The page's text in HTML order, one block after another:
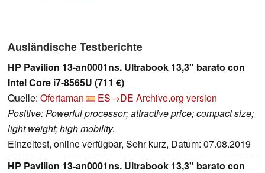
Ausländische Testberichte
HP Pavilion 13-an0001ns. Ultrabook 13,3" barato con
Intel Core i7-8565U (711 €)
Quelle: Ofertaman ES→DE Archive.org version
Positive: Powerful processor; attractive price; compact size;
light weight; high mobility.
Einzeltest, online verfügbar, Sehr kurz, Datum: 07.08.2019
HP Pavilion 13-an0001ns. Ultrabook 13,3" barato con